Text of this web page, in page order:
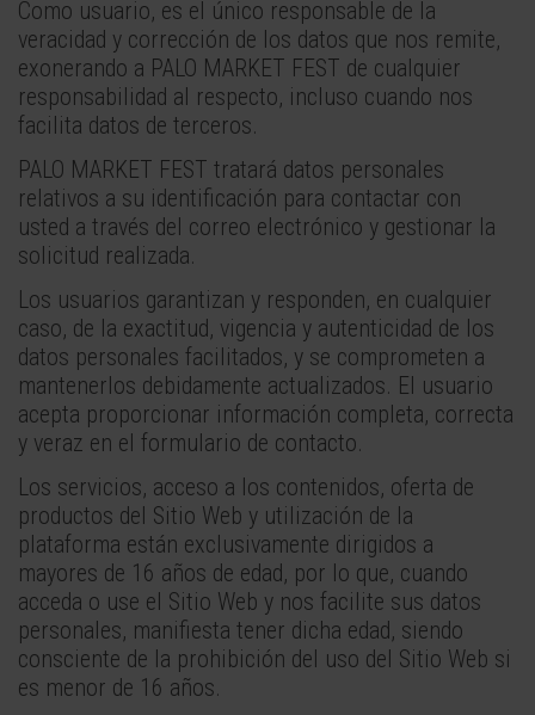
Como usuario, es el único responsable de la
veracidad y corrección de los datos que nos remite,
exonerando a PALO MARKET FEST de cualquier
responsabilidad al respecto, incluso cuando nos
facilita datos de terceros.
PALO MARKET FEST tratará datos personales
relativos a su identificación para contactar con
usted a través del correo electrónico y gestionar la
solicitud realizada.
Los usuarios garantizan y responden, en cualquier
caso, de la exactitud, vigencia y autenticidad de los
datos personales facilitados, y se comprometen a
mantenerlos debidamente actualizados. El usuario
acepta proporcionar información completa, correcta
y veraz en el formulario de contacto.
Los servicios, acceso a los contenidos, oferta de
productos del Sitio Web y utilización de la
plataforma están exclusivamente dirigidos a
mayores de 16 años de edad, por lo que, cuando
acceda o use el Sitio Web y nos facilite sus datos
personales, manifiesta tener dicha edad, siendo
consciente de la prohibición del uso del Sitio Web si
es menor de 16 años.